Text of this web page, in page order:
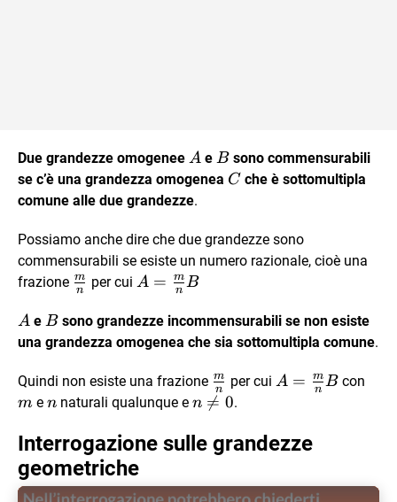
Due grandezze omogenee A
A e B
Bsono commensurabili
se c’è una grandezza omogenea C
C che è sottomultipla
comune alle due grandezze.
Possiamo anche dire che due grandezze sono
commensurabili se esiste un numero razionale, cioè una
frazione \frac{m}
n
m per cui A=
{n}B
A = n
mB
A
A e B
Bsono grandezze incommensurabili se non esiste
una grandezza omogenea che sia sottomultipla comune.
Quindi non esiste una frazione \frac{m}
{n}
n
m per cui A=\frac{m}
A = n
mBcon
m e n
n naturali qualunque e n
0
n 
= 0.
Interrogazione sulle grandezze
geometriche